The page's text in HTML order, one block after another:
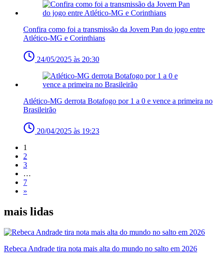
Confira como foi a transmissão da Jovem Pan do jogo entre
Atlético-MG e Corinthians
24/05/2025 às 20:30
Atlético-MG derrota Botafogo por 1 a 0 e vence a primeira no
Brasileirão
20/04/2025 às 19:23
1
2
3
…
7
»
mais lidas
Rebeca Andrade tira nota mais alta do mundo no salto em 2026